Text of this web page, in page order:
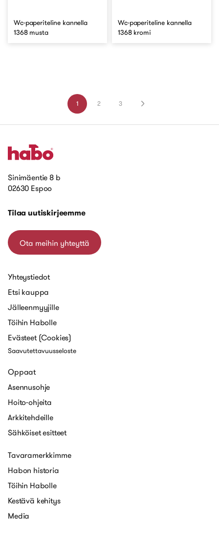
Wc-paperiteline kannella
1368 musta
Wc-paperiteline kannella
1368 kromi
1 2 3
Sinimäentie 8 b
02630 Espoo
Tilaa uutiskirjeemme
Ota meihin yhteyttä
Yhteystiedot
Etsi kauppa
Jälleenmyyjille
Töihin Habolle
Evästeet (Cookies)
Saavutettavuusseloste
Oppaat
Asennusohje
Hoito-ohjeita
Arkkitehdeille
Sähköiset esitteet
Tavaramerkkimme
Habon historia
Töihin Habolle
Kestävä kehitys
Media